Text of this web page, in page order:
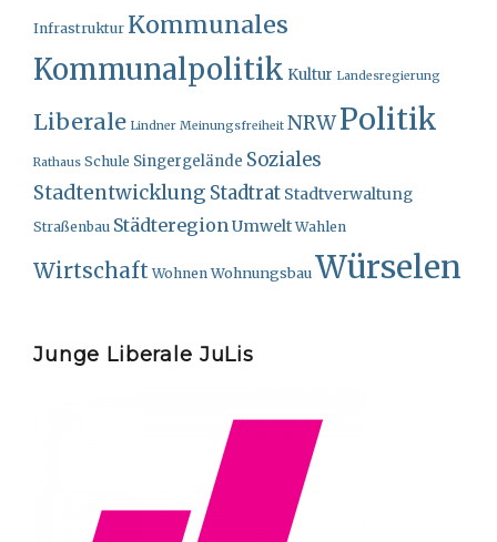
Infrastruktur Kommunales
Kommunalpolitik Kultur Landesregierung
Liberale Lindner Meinungsfreiheit NRWPolitik
Rathaus Schule Singergelände Soziales
Stadtentwicklung Stadtrat Stadtverwaltung
Straßenbau Städteregion Umwelt Wahlen
Wirtschaft Wohnen WohnungsbauWürselen
Junge Liberale JuLis